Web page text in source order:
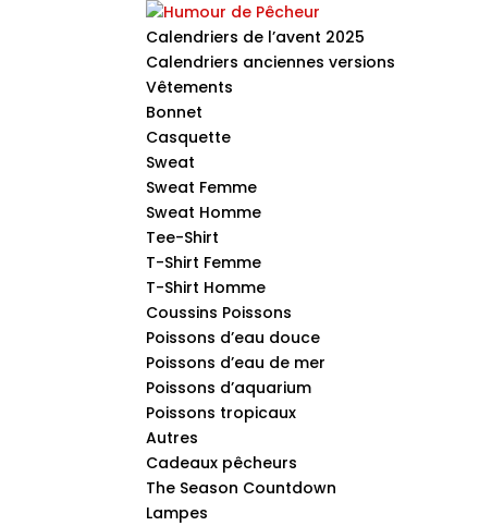
Calendriers de l’avent 2025
Calendriers anciennes versions
Vêtements
Bonnet
Casquette
Sweat
Sweat Femme
Sweat Homme
Tee-Shirt
T-Shirt Femme
T-Shirt Homme
Coussins Poissons
Poissons d’eau douce
Poissons d’eau de mer
Poissons d’aquarium
Poissons tropicaux
Autres
Cadeaux pêcheurs
The Season Countdown
Lampes